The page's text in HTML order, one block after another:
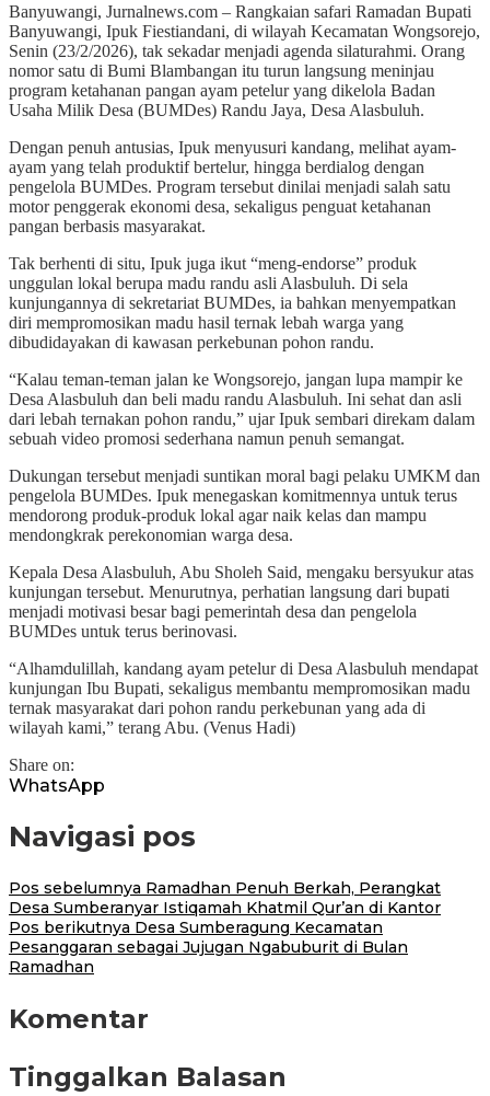
Banyuwangi, Jurnalnews.com – Rangkaian safari Ramadan Bupati
Banyuwangi, Ipuk Fiestiandani, di wilayah Kecamatan Wongsorejo,
Senin (23/2/2026), tak sekadar menjadi agenda silaturahmi. Orang
nomor satu di Bumi Blambangan itu turun langsung meninjau
program ketahanan pangan ayam petelur yang dikelola Badan
Usaha Milik Desa (BUMDes) Randu Jaya, Desa Alasbuluh.
Dengan penuh antusias, Ipuk menyusuri kandang, melihat ayam-
ayam yang telah produktif bertelur, hingga berdialog dengan
pengelola BUMDes. Program tersebut dinilai menjadi salah satu
motor penggerak ekonomi desa, sekaligus penguat ketahanan
pangan berbasis masyarakat.
Tak berhenti di situ, Ipuk juga ikut “meng-endorse” produk
unggulan lokal berupa madu randu asli Alasbuluh. Di sela
kunjungannya di sekretariat BUMDes, ia bahkan menyempatkan
diri mempromosikan madu hasil ternak lebah warga yang
dibudidayakan di kawasan perkebunan pohon randu.
“Kalau teman-teman jalan ke Wongsorejo, jangan lupa mampir ke
Desa Alasbuluh dan beli madu randu Alasbuluh. Ini sehat dan asli
dari lebah ternakan pohon randu,” ujar Ipuk sembari direkam dalam
sebuah video promosi sederhana namun penuh semangat.
Dukungan tersebut menjadi suntikan moral bagi pelaku UMKM dan
pengelola BUMDes. Ipuk menegaskan komitmennya untuk terus
mendorong produk-produk lokal agar naik kelas dan mampu
mendongkrak perekonomian warga desa.
Kepala Desa Alasbuluh, Abu Sholeh Said, mengaku bersyukur atas
kunjungan tersebut. Menurutnya, perhatian langsung dari bupati
menjadi motivasi besar bagi pemerintah desa dan pengelola
BUMDes untuk terus berinovasi.
“Alhamdulillah, kandang ayam petelur di Desa Alasbuluh mendapat
kunjungan Ibu Bupati, sekaligus membantu mempromosikan madu
ternak masyarakat dari pohon randu perkebunan yang ada di
wilayah kami,” terang Abu. (Venus Hadi)
Share on:
WhatsApp
Navigasi pos
Pos sebelumnya Ramadhan Penuh Berkah, Perangkat
Desa Sumberanyar Istiqamah Khatmil Qur’an di Kantor
Pos berikutnya Desa Sumberagung Kecamatan
Pesanggaran sebagai Jujugan Ngabuburit di Bulan
Ramadhan
Komentar
Tinggalkan Balasan